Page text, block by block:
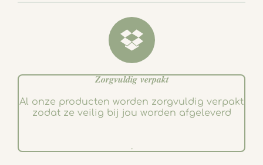
k
a
𝒁𝒐𝒓𝒈𝒗𝒖𝒍𝒅𝒊𝒈 𝒗𝒆𝒓𝒑𝒂𝒌𝒕
Al onze producten worden zorgvuldig verpakt
zodat ze veilig bij jou worden afgeleverd
.